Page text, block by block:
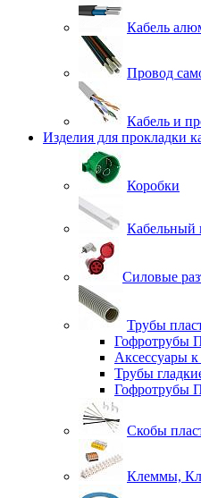
Кабель
Провод
Кабель и
Изделия для прокладки
Коробки
Кабельный
Силовые
Трубы
Гофротрубы
Аксессуары
Трубы
Гофротрубы
Скобы
Клеммы,